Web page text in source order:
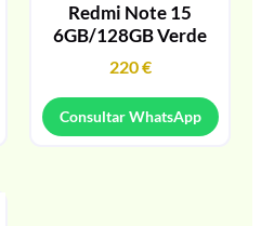
Redmi Note 15
6GB/128GB Verde
220€
Consultar WhatsApp